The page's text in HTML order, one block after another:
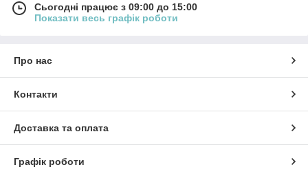
Сьогодні працює з 09:00 до 15:00
Показати весь графік роботи
Про нас
Контакти
Доставка та оплата
Графік роботи